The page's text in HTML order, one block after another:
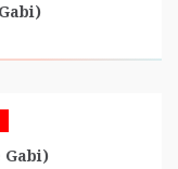
Gabi)